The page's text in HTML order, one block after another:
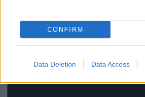
CONFIRM
Data Deletion Data Access